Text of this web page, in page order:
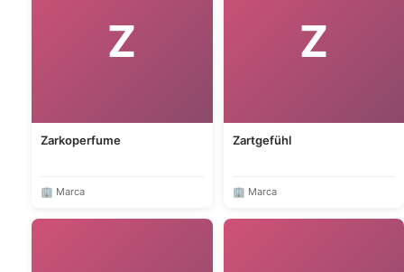
Z
Zarkoperfume
🏢 Marca
Z
Zartgefühl
🏢 Marca